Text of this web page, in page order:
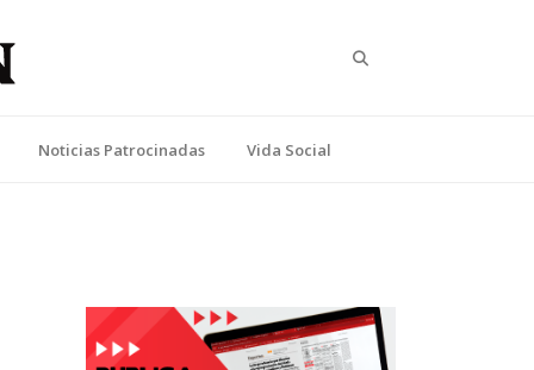
Noticias Patrocinadas Vida Social